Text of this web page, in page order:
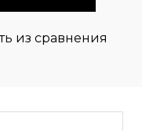
из сравнения